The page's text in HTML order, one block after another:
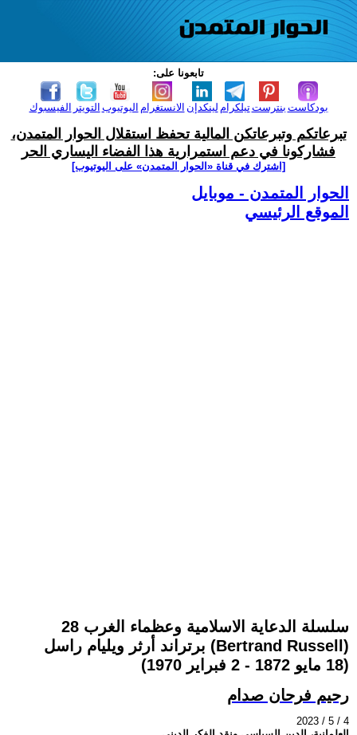
تابعونا على:
الفيسبوك التويتر اليوتيوب الانستغرام لينكدإن تيلكرامبنترست بودكاست
تبرعاتكم وتبرعاتكن المالية تحفظ استقلال الحوار المتمدن،
فشاركونا في دعم استمرارية هذا الفضاء اليساري الحر
[اشترك في قناة ‫«الحوار المتمدن» على اليوتيوب]
الحوار المتمدن - موبايل
الموقع الرئيسي
سلسلة الدعاية الاسلامية وعظماء الغرب 28
برتراند أرثر ويليام راسل (Bertrand Russell)‏
(18 مايو 1872 - 2 فبراير 1970)
رحيم فرحان صدام
2023 / 5 / 4